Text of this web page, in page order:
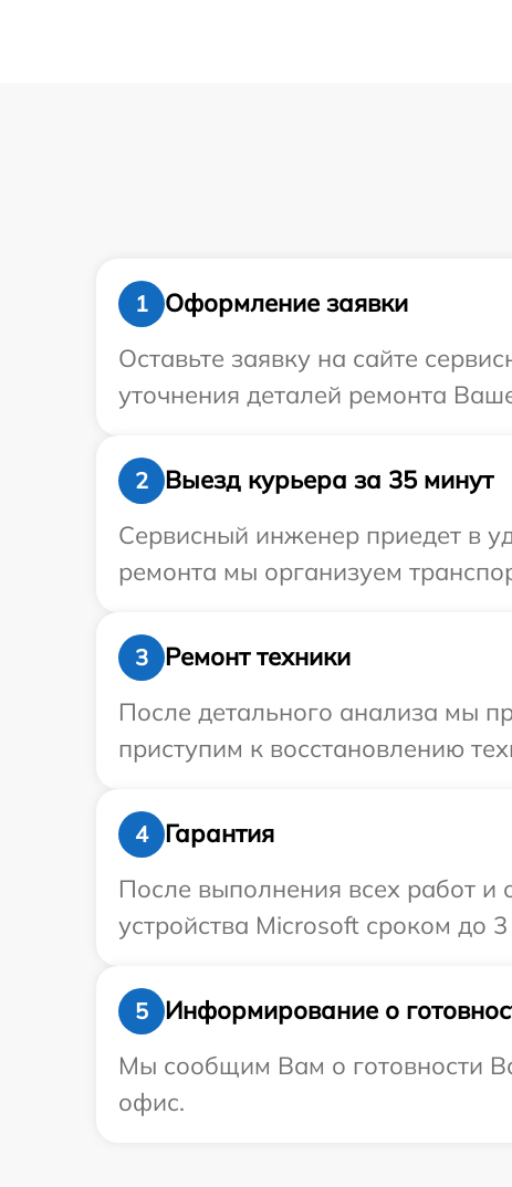
1
Оформление заявки
Оставьте заявку на сайте
уточнения деталей ремонта
2
Выезд курьера за 35 минут
Сервисный инженер приедет в
ремонта мы организуем
3
Ремонт техники
После детального анализа мы
приступим к восстановлению
4
Гарантия
После выполнения всех работ
устройства Microsoft сроком до 3
5
Информирование о
Мы сообщим Вам о готовности
офис.